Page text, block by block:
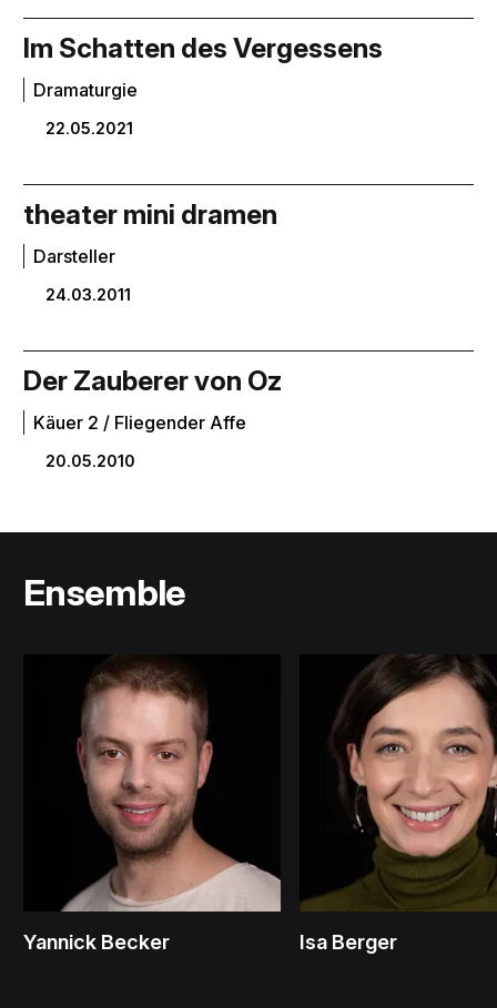
Im Schatten des Vergessens
Dramaturgie
22.05.2021
theater mini dramen
Darsteller
24.03.2011
Der Zauberer von Oz
Käuer 2 / Fliegender Affe
20.05.2010
Ensemble
Yannick Becker Isa Berger